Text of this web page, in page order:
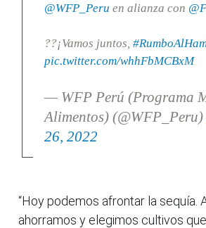
@WFP_Peru en alianza con
??¡Vamos juntos,
pic.twitter.com/whhFbMCBxM
— WFP Perú (Programa
Alimentos) (@WFP_Peru)
26, 2022
“Hoy podemos afrontar la sequía.
ahorramos y elegimos cultivos